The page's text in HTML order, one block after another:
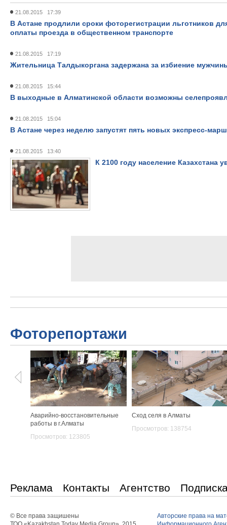
21.08.2015 17:39
В Астане продлили сроки фоторегистрации льготников
оплаты проезда в общественном транспорте
21.08.2015 17:19
Жительница Талдыкоргана задержана за избиение
21.08.2015 15:44
В выходные в Алматинской области возможны
21.08.2015 15:04
В Астане через неделю запустят пять новых экспресс-
21.08.2015 13:40
К 2100 году население Казахстана
Фоторепортажи
Аварийно-восстановительные
работы в г.Алматы
Просмотров: 123805
Сход селя в Алматы
Просмотров: 138754
Реклама Контакты Агентство
© Все права защишены
Авторские права на